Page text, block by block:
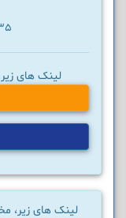
00:35
لینک های
لینک های زیر،